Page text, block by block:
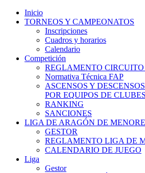
Inicio
TORNEOS Y CAMPEONATOS
Inscripciones
Cuadros y horarios
Calendario
Competición
REGLAMENTO
Normativa Técnica FAP
ASCENSOS Y
POR EQUIPOS DE CLUBES
RANKING
SANCIONES
LIGA DE ARAGÓN DE
GESTOR
REGLAMENTO LIGA DE
CALENDARIO DE JUEGO
Liga
Gestor